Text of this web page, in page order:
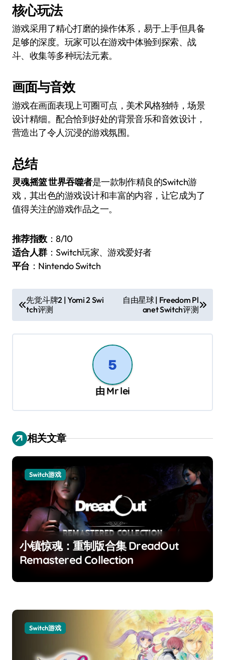
核心玩法
游戏采用了精心打磨的操作体系，易于上手但具备
足够的深度。玩家可以在游戏中体验到探索、战
斗、收集等多种玩法元素。
画面与音效
游戏在画面表现上可圈可点，美术风格独特，场景
设计精细。配合恰到好处的背景音乐和音效设计，
营造出了令人沉浸的游戏氛围。
总结
灵魂摇篮 世界吞噬者是一款制作精良的Switch游
戏，其出色的游戏设计和丰富的内容，让它成为了
值得关注的游戏作品之一。
推荐指数：8/10
适合人群：Switch玩家、游戏爱好者
平台 ：Nintendo Switch
章
导
先觉斗牌2 | Yomi 2 Swi
tch评测
自由星球 | Freedom Pl
anet Switch评测
由 Mr lei
相关文章
Switch游戏
小镇惊魂：重制版合集 DreadOut
Remastered Collection
Switch游戏